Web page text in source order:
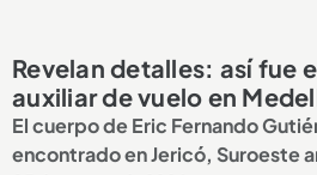
Revelan detalles: así fue
auxiliar de vuelo en
El cuerpo de Eric Fernando
encontrado en Jericó, Suroeste